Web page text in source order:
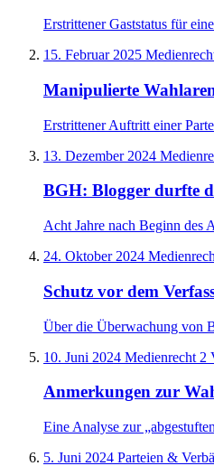
Erstrittener Gaststatus für
15. Februar 2025
Manipulierte
Erstrittener Auftritt einer
13. Dezember 2024
BGH: Blogger durfte
Acht Jahre nach Beginn des
24. Oktober 2024
Schutz vor dem
Über die Überwachung von
10. Juni 2024 Medienrecht 2
Anmerkungen zur
Eine Analyse zur
5. Juni 2024 Parteien &